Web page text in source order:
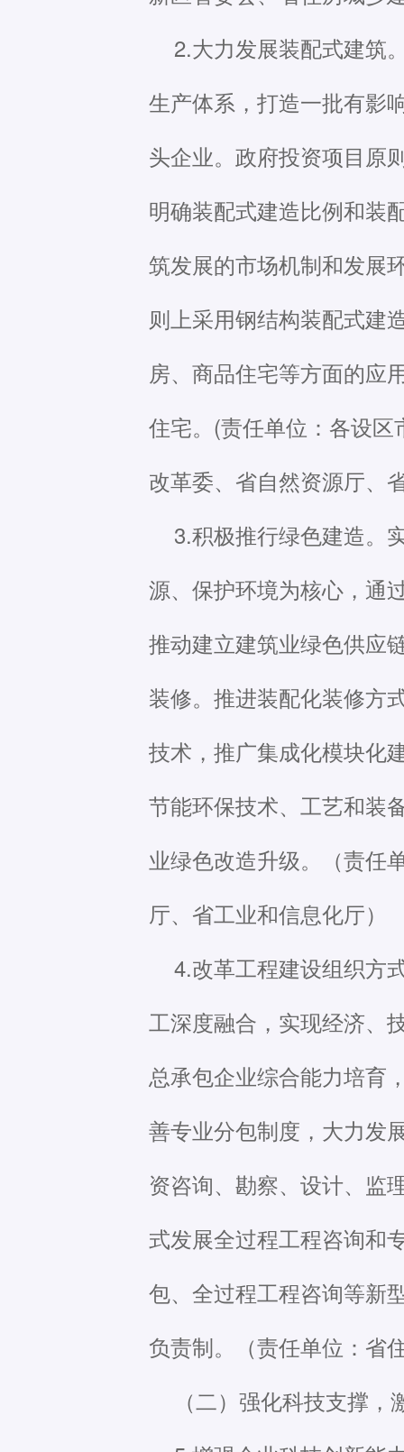
2.大力发展装配式建筑
生产体系，打造一批有影
头企业。政府投资项目原
明确装配式建造比例和装
筑发展的市场机制和发展
则上采用钢结构装配式建
房、商品住宅等方面的应
住宅。(责任单位：各设
改革委、省自然资源厅、
3.积极推行绿色建造。
源、保护环境为核心，通
推动建立建筑业绿色供应
装修。推进装配化装修方
技术，推广集成化模块化
节能环保技术、工艺和装
业绿色改造升级。（责任
厅、省工业和信息化厅）
4.改革工程建设组织方
工深度融合，实现经济、
总承包企业综合能力培育
善专业分包制度，大力发
资咨询、勘察、设计、监
式发展全过程工程咨询和
包、全过程工程咨询等新
负责制。（责任单位：省
（二）强化科技支撑